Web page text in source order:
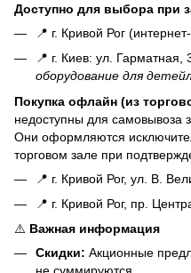
Доступно для выбора при
📍 г. Кривой Рог
📍 г. Киев: ул. Гарматная,
оборудование для
Покупка офлайн (из
недоступны для самовывоза
Они оформляются
торговом зале при
📍 г. Кривой Рог, ул. В.
📍 г. Кривой Рог, пр.
⚠️ Важная информация
Скидки: Акционные